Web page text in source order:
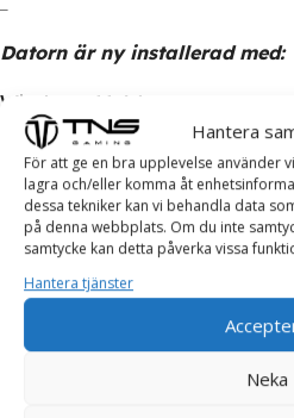
Hantera
För att ge en bra upplevelse använder
lagra och/eller komma åt
dessa tekniker kan vi behandla data
på denna webbplats. Om du inte
samtycke kan detta påverka vissa
Hantera tjänster
Neka
Datorn är ny installerad med:
Windows 11 64
Drivrutiner = Klar att börja
Paketet innehåller:
– DELL Kontorsdator
– Strömkabel